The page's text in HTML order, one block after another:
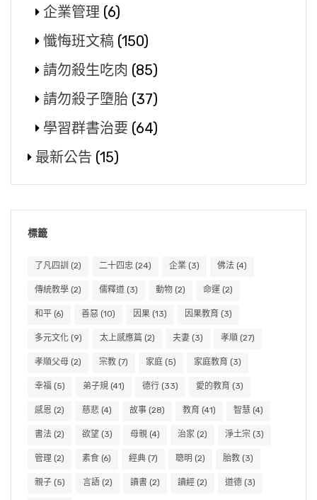
企業管理 (6)
懺悔班文稿 (150)
請勿殺生吃肉 (85)
請勿殺子墮胎 (37)
學習群書治要 (64)
最新公告 (15)
標籤
了凡四訓 (2) 二十四忠 (24) 企業 (3) 佛法 (4)
傳統教學 (2) 儒釋道 (3) 動物 (2) 命運 (2)
和平 (6) 善惡 (10) 因果 (13) 因果教育 (3)
多元文化 (9) 太上感應篇 (2) 夫妻 (3) 孝順 (27)
孝順父母 (2) 宗教 (7) 家庭 (5) 家庭教育 (3)
幸福 (5) 弟子規 (41) 德行 (33) 愛的教育 (3)
感恩 (2) 慈悲 (4) 故事 (28) 教育 (41) 智慧 (4)
書法 (2) 欲望 (3) 母親 (4) 治家 (2) 淨土宗 (3)
管理 (2) 素食 (6) 經典 (7) 聰明 (2) 胎教 (3)
親子 (5) 言語 (2) 讀書 (2) 讀經 (2) 道德 (3)